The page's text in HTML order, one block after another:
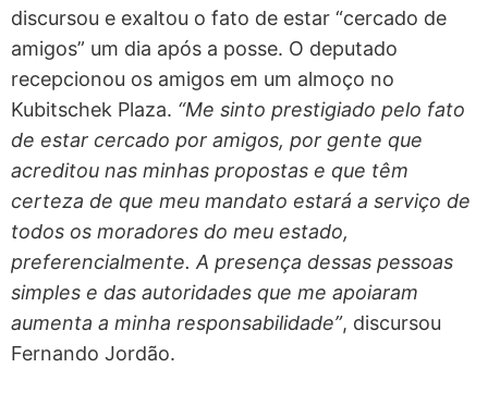
discursou e exaltou o fato de estar “cercado de
amigos” um dia após a posse. O deputado
recepcionou os amigos em um almoço no
Kubitschek Plaza. “Me sinto prestigiado pelo fato
de estar cercado por amigos, por gente que
acreditou nas minhas propostas e que têm
certeza de que meu mandato estará a serviço de
todos os moradores do meu estado,
preferencialmente. A presença dessas pessoas
simples e das autoridades que me apoiaram
aumenta a minha responsabilidade”, discursou
Fernando Jordão.